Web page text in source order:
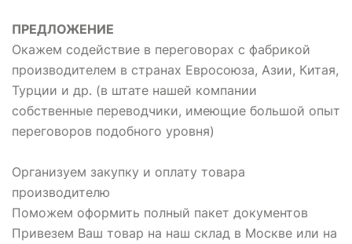
ПРЕДЛОЖЕНИЕ
Окажем содействие в переговорах с фабрикой
производителем в странах Евросоюза, Азии, Китая,
Турции и др. (в штате нашей компании
собственные переводчики, имеющие большой опыт
переговоров подобного уровня)
Организуем закупку и оплату товара
производителю
Поможем оформить полный пакет документов
Привезем Ваш товар на наш склад в Москве или на